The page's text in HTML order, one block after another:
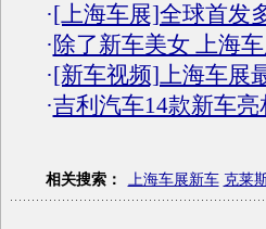
·[上海车展]全球首发
·除了新车美女 上海
·[新车视频]上海车展
·吉利汽车14款新车
相关搜索： 上海车展新车 克莱